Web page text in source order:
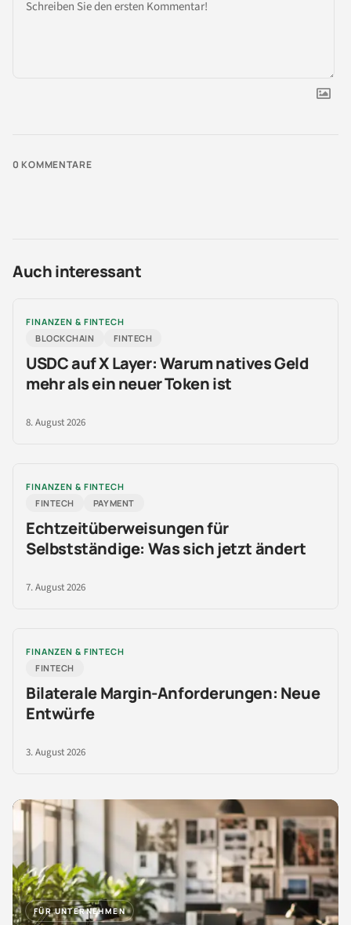
0 KOMMENTARE
Auch interessant
FINANZEN & FINTECH
BLOCKCHAIN
FINTECH
USDC auf X Layer: Warum natives Geld
mehr als ein neuer Token ist
8. August 2026
FINANZEN & FINTECH
FINTECH
PAYMENT
Echtzeitüberweisungen für
Selbstständige: Was sich jetzt ändert
7. August 2026
FINANZEN & FINTECH
FINTECH
Bilaterale Margin-Anforderungen: Neue
Entwürfe
3. August 2026
FÜR UNTERNEHMEN